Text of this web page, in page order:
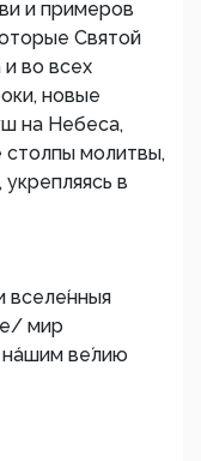
и примеров
Святой
во всех
новые
на Небеса,
молитвы,
в
вселе́нныя
мир
ве́лию